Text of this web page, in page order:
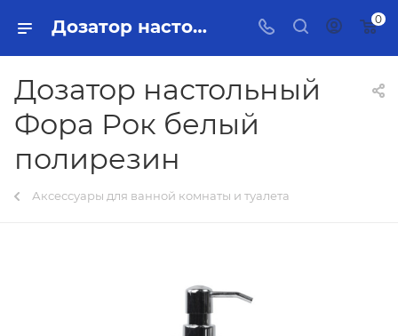
Дозатор настольный Фора Рок белый полирезин Тольятти - купить в интернет-магазине, каталог с ценами и характеристиками 0
Дозатор настольный
Фора Рок белый
полирезин
Аксессуары для ванной комнаты и туалета